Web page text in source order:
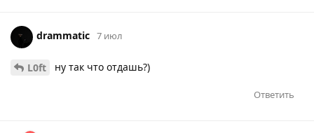
drammatic 7 июл
L0ft ну так что отдашь?)
Ответить